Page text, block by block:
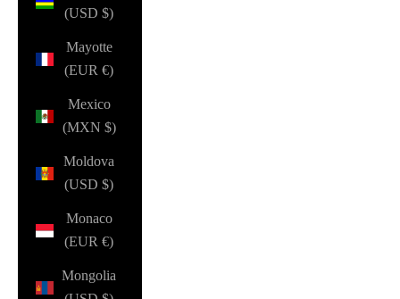
(USD $)
Mayotte
(EUR €)
Mexico
(MXN $)
Moldova
(USD $)
Monaco
(EUR €)
Mongolia